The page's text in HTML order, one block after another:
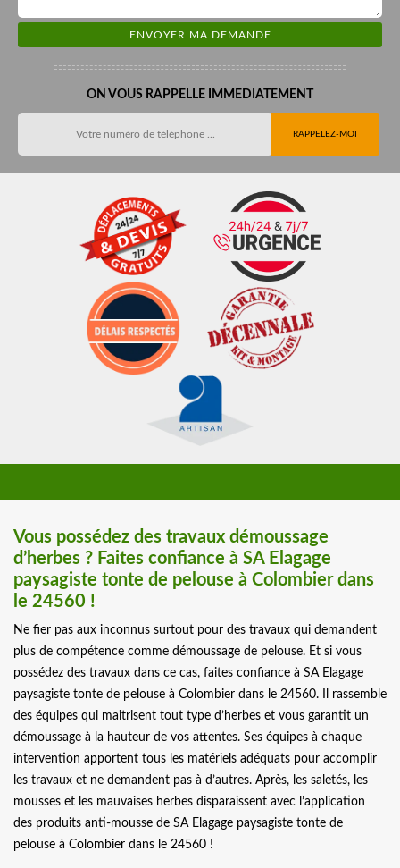
ON VOUS RAPPELLE IMMEDIATEMENT
Vous possédez des travaux démoussage
d’herbes ? Faites confiance à SA Elagage
paysagiste tonte de pelouse à Colombier dans
le 24560 !
Ne fier pas aux inconnus surtout pour des travaux qui demandent
plus de compétence comme démoussage de pelouse. Et si vous
possédez des travaux dans ce cas, faites confiance à SA Elagage
paysagiste tonte de pelouse à Colombier dans le 24560. Il rassemble
des équipes qui maitrisent tout type d’herbes et vous garantit un
démoussage à la hauteur de vos attentes. Ses équipes à chaque
intervention apportent tous les matériels adéquats pour accomplir
les travaux et ne demandent pas à d’autres. Après, les saletés, les
mousses et les mauvaises herbes disparaissent avec l’application
des produits anti-mousse de SA Elagage paysagiste tonte de
pelouse à Colombier dans le 24560 !